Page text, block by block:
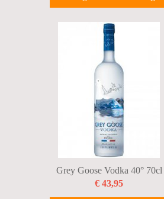
Grey Goose Vodka 40° 70cl
€ 43,95